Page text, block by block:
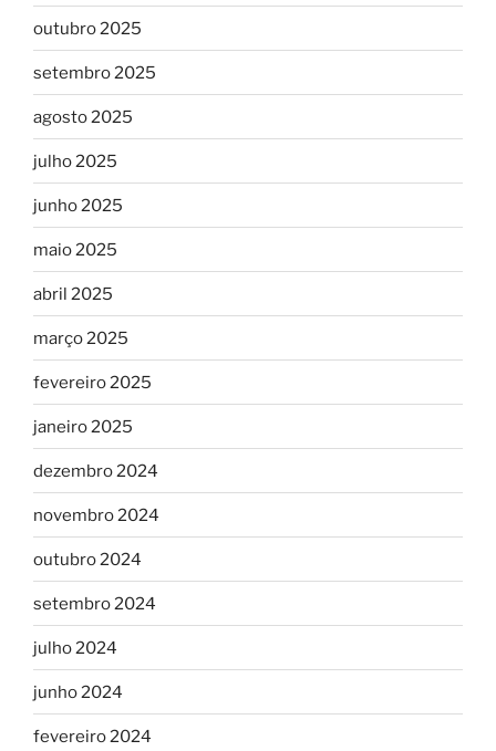
outubro 2025
setembro 2025
agosto 2025
julho 2025
junho 2025
maio 2025
abril 2025
março 2025
fevereiro 2025
janeiro 2025
dezembro 2024
novembro 2024
outubro 2024
setembro 2024
julho 2024
junho 2024
fevereiro 2024